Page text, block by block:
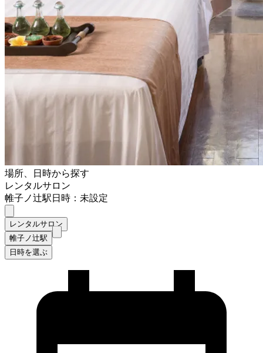
場所、日時から探す
レンタルサロン
帷子ノ辻駅日時：未設定
レンタルサロン
帷子ノ辻駅
日時を選ぶ